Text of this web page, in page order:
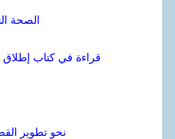
الصحة
قراءة في كتاب إطلاق
نحو تطوير